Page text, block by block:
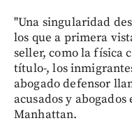
"Una singularidad
los que a primera
seller, como la física
título-, los
abogado defensor
acusados y
Manhattan.